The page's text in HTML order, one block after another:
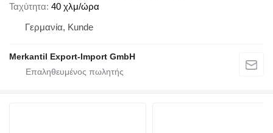
Ταχύτητα 40 χλμ/ώρα
Γερμανία, Kunde
Merkantil Export-Import GmbH